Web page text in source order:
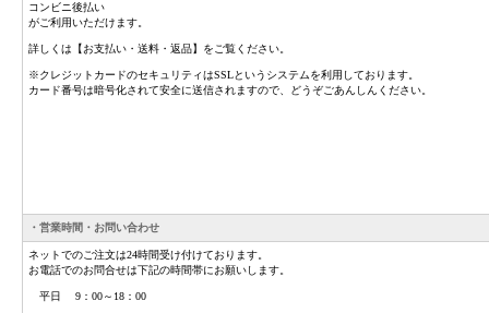
コンビニ後払い
がご利用いただけます。
詳しくは【お支払い・送料・返品】をご覧ください。
※クレジットカードのセキュリティはSSLというシステムを利用しております。
カード番号は暗号化されて安全に送信されますので、どうぞごあんしんください。
・営業時間・お問い合わせ
ネットでのご注文は24時間受け付けております。
お電話でのお問合せは下記の時間帯にお願いします。
平日 9：00～18：00